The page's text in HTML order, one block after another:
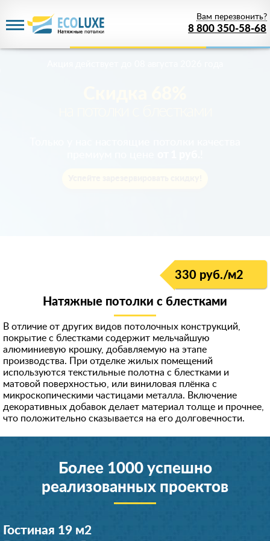
8 800 350-58-68
Вам перезвонить?
330 руб./м2
Натяжные потолки с блестками
В отличие от других видов потолочных конструкций,
покрытие с блестками содержит мельчайшую
алюминиевую крошку, добавляемую на этапе
производства. При отделке жилых помещений
используются текстильные полотна с блестками и
матовой поверхностью, или виниловая плёнка с
микроскопическими частицами металла. Включение
декоративных добавок делает материал толще и прочнее,
что положительно сказывается на его долговечности.
Более 1000 успешно
реализованных проектов
Гостиная 19 м2